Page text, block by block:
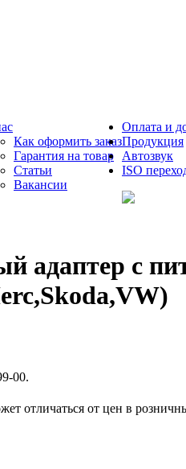
Как оформить заказ
Гарантия на товар
Статьи
Вакансии
Оплата и
Продукция
Автозвук
ISO
адаптер с
00.
отличаться от цен в